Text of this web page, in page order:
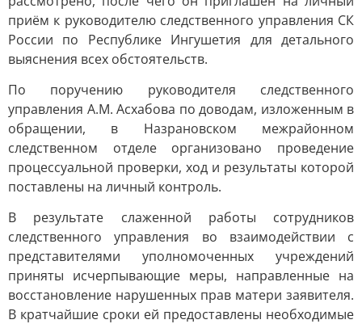
приём к руководителю следственного управления СК
России по Республике Ингушетия для детального
выяснения всех обстоятельств.
По поручению руководителя следственного
управления А.М. Асхабова по доводам, изложенным в
обращении, в Назрановском межрайонном
следственном отделе организовано проведение
процессуальной проверки, ход и результаты которой
поставлены на личный контроль.
В результате слаженной работы сотрудников
следственного управления во взаимодействии с
представителями уполномоченных учреждений
приняты исчерпывающие меры, направленные на
восстановление нарушенных прав матери заявителя.
В кратчайшие сроки ей предоставлены необходимые